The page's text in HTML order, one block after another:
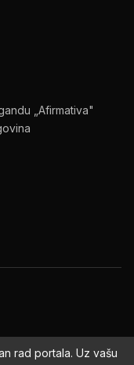
„Afirmativa"
rad portala. Uz vašu